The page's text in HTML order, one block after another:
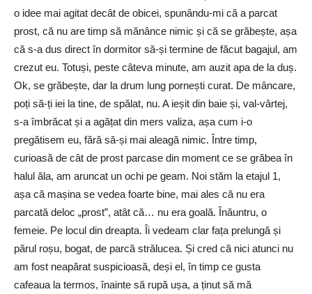
o idee mai agitat decât de obicei, spunându-mi că a parcat
prost, că nu are timp să mănânce nimic și că se grăbește, așa
că s-a dus direct în dormitor să-și termine de făcut bagajul, am
crezut eu. Totuși, peste câteva minute, am auzit apa de la duș.
Ok, se grăbește, dar la drum lung pornești curat. De mâncare,
poți să-ți iei la tine, de spălat, nu. A ieșit din baie și, val-vârtej,
s-a îmbrăcat și a agățat din mers valiza, așa cum i-o
pregătisem eu, fără să-și mai aleagă nimic. Între timp,
curioasă de cât de prost parcase din moment ce se grăbea în
halul ăla, am aruncat un ochi pe geam. Noi stăm la etajul 1,
așa că mașina se vedea foarte bine, mai ales că nu era
parcată deloc „prost”, atât că… nu era goală. Înăuntru, o
femeie. Pe locul din dreapta. Îi vedeam clar fața prelungă și
părul roșu, bogat, de parcă strălucea. Și cred că nici atunci nu
am fost neapărat suspicioasă, deși el, în timp ce gusta
cafeaua la termos, înainte să rupă ușa, a ținut să mă